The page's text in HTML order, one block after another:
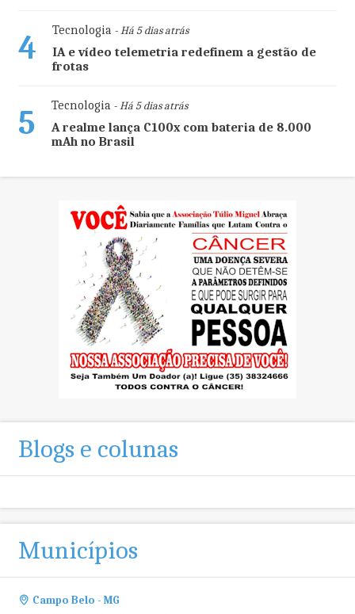
4 Tecnologia- Há 5 dias atrás
IA e vídeo telemetria redefinem a gestão de
frotas
5 Tecnologia- Há 5 dias atrás
A realme lança C100x com bateria de 8.000
mAh no Brasil
Blogs e colunas
Municípios
Campo Belo - MG